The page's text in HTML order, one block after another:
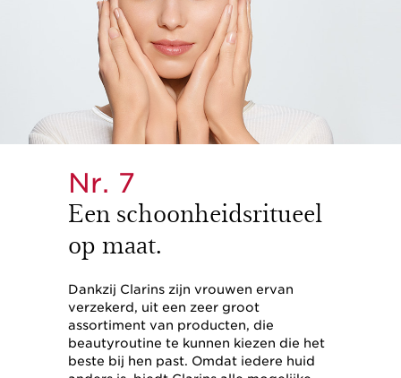
Nr. 7
Een schoonheidsritueel
op maat.
Dankzij Clarins zijn vrouwen ervan
verzekerd, uit een zeer groot
assortiment van producten, die
beautyroutine te kunnen kiezen die het
beste bij hen past. Omdat iedere huid